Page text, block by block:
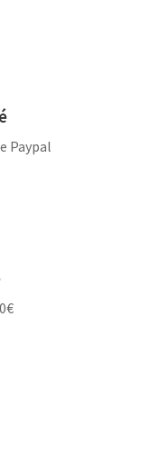
Paypal